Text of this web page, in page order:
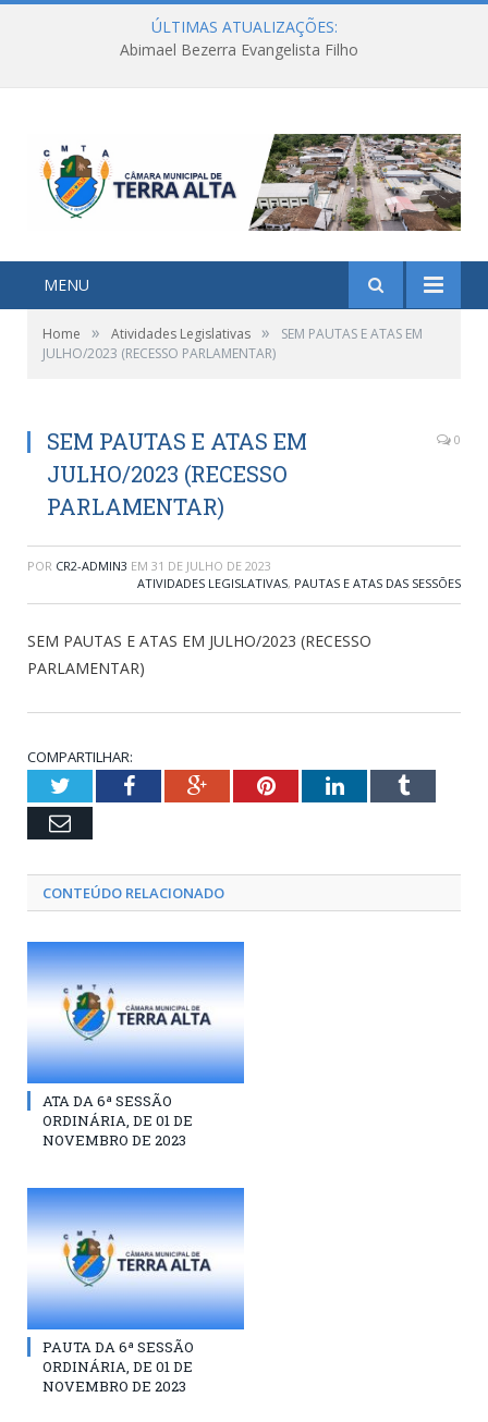
ÚLTIMAS ATUALIZAÇÕES:
Abimael Bezerra Evangelista Filho
MENU
Home » Atividades Legislativas »
SEM PAUTAS E ATAS EM
JULHO/2023 (RECESSO PARLAMENTAR)
SEM PAUTAS E ATAS EM
JULHO/2023 (RECESSO
PARLAMENTAR)
0
POR CR2-ADMIN3 EM 31 DE JULHO DE 2023
ATIVIDADES LEGISLATIVAS, PAUTAS E ATAS DAS SESSÕES
SEM PAUTAS E ATAS EM JULHO/2023 (RECESSO
PARLAMENTAR)
COMPARTILHAR:
TwitterFacebookGoogle+PinterestLinkedInTumblr
Email
CONTEÚDO RELACIONADO
ATA DA 6ª SESSÃO
ORDINÁRIA, DE 01 DE
NOVEMBRO DE 2023
PAUTA DA 6ª SESSÃO
ORDINÁRIA, DE 01 DE
NOVEMBRO DE 2023